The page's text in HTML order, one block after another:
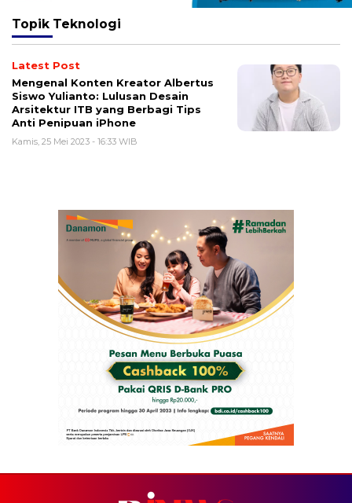
Topik Teknologi
Latest Post
Mengenal Konten Kreator Albertus
Siswo Yulianto: Lulusan Desain
Arsitektur ITB yang Berbagi Tips
Anti Penipuan iPhone
Kamis, 25 Mei 2023 - 16:33 WIB